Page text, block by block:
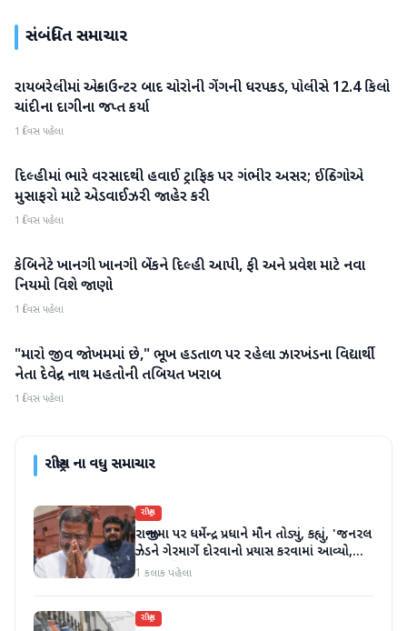
સંબંધિત સમાચાર
રાષ્ટ્રીય
રાયબરેલીમાં એન્કાઉન્ટર બાદ ચોરોની ગેંગની ધરપકડ, પોલીસે 12.4 કિલો
ચાંદીના દાગીના જપ્ત કર્યા
1 દિવસ પહેલા
રાષ્ટ્રીય
દિલ્હીમાં ભારે વરસાદથી હવાઈ ટ્રાફિક પર ગંભીર અસર; ઈન્ડિગોએ
મુસાફરો માટે એડવાઈઝરી જાહેર કરી
1 દિવસ પહેલા
રાષ્ટ્રીય
કેબિનેટે ખાનગી ખાનગી બેંકને દિલ્હી આપી, ફી અને પ્રવેશ માટે નવા
નિયમો વિશે જાણો
1 દિવસ પહેલા
રાષ્ટ્રીય
"મારો જીવ જોખમમાં છે," ભૂખ હડતાળ પર રહેલા ઝારખંડના વિદ્યાર્થી
નેતા દેવેન્દ્ર નાથ મહતોની તબિયત ખરાબ
1 દિવસ પહેલા
રાષ્ટ્રીયના વધુ સમાચાર
રાષ્ટ્રીય
રાજીનામા પર ધર્મેન્દ્ર પ્રધાને મૌન તોડ્યું, કહ્યું, 'જનરલ
ઝેડને ગેરમાર્ગે દોરવાનો પ્રયાસ કરવામાં આવ્યો,
મારા માટે પદ મહત્વનું નથી'
1 કલાક પહેલા
રાષ્ટ્રીય